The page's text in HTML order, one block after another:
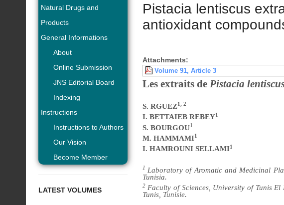
Pistacia lentiscus
antioxidant
Attachments:
Volume 91, Article 3
Les extraits de Pistacia
S. RGUEZ1, 2
I. BETTAIEB REBEY1
S. BOURGOU1
M. HAMMAMI1
I. HAMROUNI SELLAMI1
1 Laboratory of Aromatic and Medicinal
Tunisia.
2Faculty of Sciences, University of Tunis El
Tunis, Tunisie.
Natural Drugs and
Products
General Informations
About
Online Submission
JNS Editorial Board
Indexing
Instructions
Instructions to Authors
Our Vision
Become Member
LATEST VOLUMES